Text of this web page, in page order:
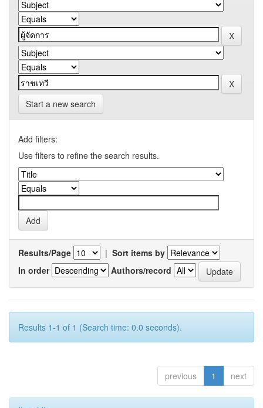
Start a new search
Add filters:
Use filters to refine the search results.
Results/Page | Sort items by
In order
Authors/record
Results 1-1 of 1 (Search time: 0.0 seconds).
previous 1 next